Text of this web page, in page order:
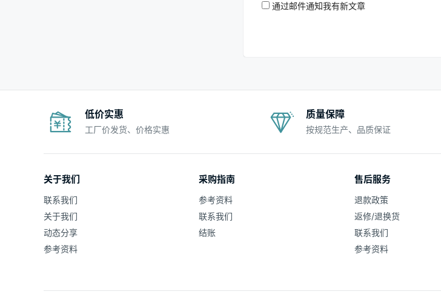
通过邮件通知我有新文章
低价实惠
工厂价发货、价格实惠
质量保障
按规范生产、品质保证
关于我们
联系我们
关于我们
动态分享
参考资料
采购指南
参考资料
联系我们
结账
售后服务
退款政策
返修/退换货
联系我们
参考资料